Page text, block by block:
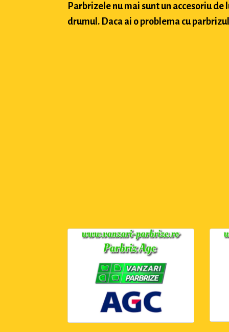
Parbrizele nu mai sunt un accesoriu
drumul. Daca ai o problema cu